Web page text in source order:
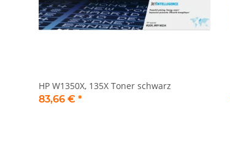
HP W1350X, 135X Toner schwarz
83,66 € *